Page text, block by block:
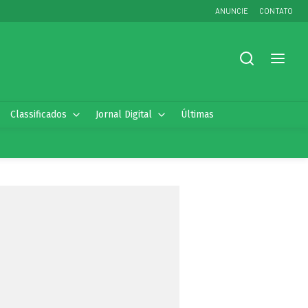
ANUNCIE CONTATO
Classificados Jornal Digital Últimas